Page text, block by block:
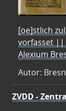
[oe]stlich
vorfasset ||
Alexium
Autor:
ZVDD -